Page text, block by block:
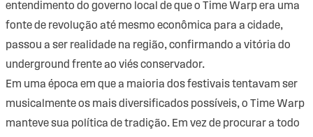
entendimento do governo local de que o Time Warp era uma
fonte de revolução até mesmo econômica para a cidade,
passou a ser realidade na região, confirmando a vitória do
underground frente ao viés conservador.
Em uma época em que a maioria dos festivais tentavam ser
musicalmente os mais diversificados possíveis, o Time Warp
manteve sua política de tradição. Em vez de procurar a todo